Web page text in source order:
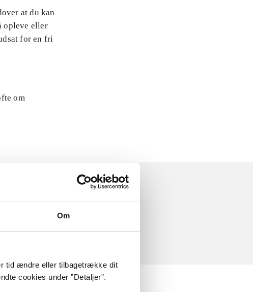
Om
tid ændre eller tilbagetrække dit
cookies under ”Detaljer”.
at du kan
opleve eller
for en fri
om